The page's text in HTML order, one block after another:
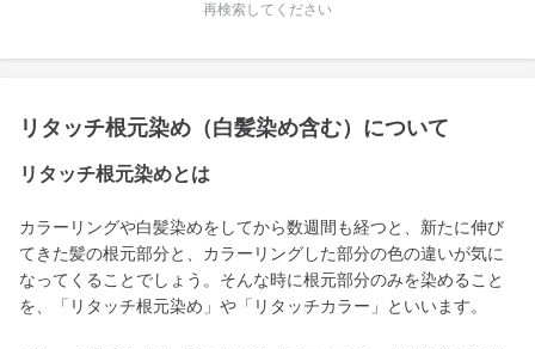
再検索してください
リタッチ根元染め（白髪染め含む）について
リタッチ根元染めとは
カラーリングや白髪染めをしてから数週間も経つと、新たに伸び
てきた髪の根元部分と、カラーリングした部分の色の違いが気に
なってくることでしょう。そんな時に根元部分のみを染めること
を、「リタッチ根元染め」や「リタッチカラー」といいます。